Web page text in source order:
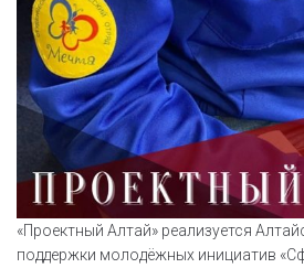
«Проектный Алтай» реализуется
поддержки молодёжных инициатив